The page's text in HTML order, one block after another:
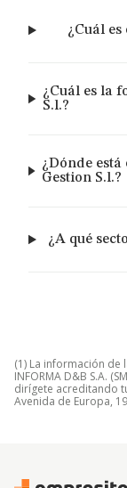
¿Cuál
¿Cuál es la
S.l.?
¿Dónde
Gestion S.l.?
¿A qué
(1) La información
INFORMA D&B S.A.
dirígete acreditando
Avenida de Europa,